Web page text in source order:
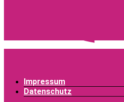
Impressum
Datenschutz